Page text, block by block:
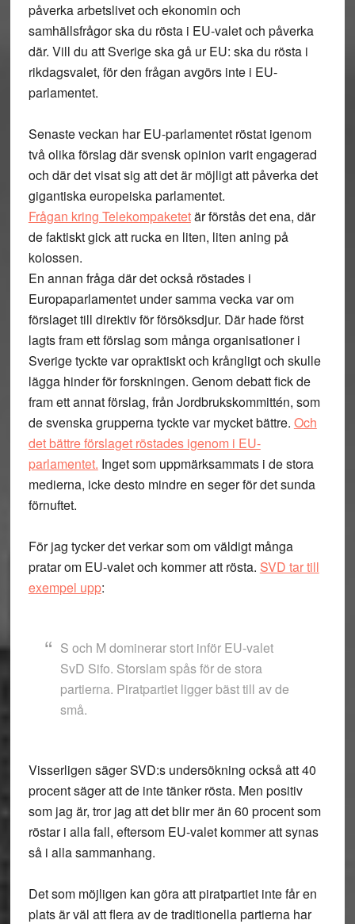
påverka arbetslivet och ekonomin och
samhällsfrågor ska du rösta i EU-valet och påverka
där. Vill du att Sverige ska gå ur EU: ska du rösta i
rikdagsvalet, för den frågan avgörs inte i EU-
parlamentet.
Senaste veckan har EU-parlamentet röstat igenom
två olika förslag där svensk opinion varit engagerad
och där det visat sig att det är möjligt att påverka det
gigantiska europeiska parlamentet.
Frågan kring Telekompaketetär förstås det ena, där
de faktiskt gick att rucka en liten, liten aning på
kolossen.
En annan fråga där det också röstades i
Europaparlamentet under samma vecka var om
förslaget till direktiv för försöksdjur. Där hade först
lagts fram ett förslag som många organisationer i
Sverige tyckte var opraktiskt och krångligt och skulle
lägga hinder för forskningen. Genom debatt fick de
fram ett annat förslag, från Jordbrukskommittén, som
de svenska grupperna tyckte var mycket bättre. Och
det bättre förslaget röstades igenom i EU-
parlamentet. Inget som uppmärksammats i de stora
medierna, icke desto mindre en seger för det sunda
förnuftet.
För jag tycker det verkar som om väldigt många
pratar om EU-valet och kommer att rösta. SVD tar till
exempel upp:
S och M dominerar stort inför EU-valet
SvD Sifo. Storslam spås för de stora
partierna. Piratpartiet ligger bäst till av de
små.
Visserligen säger SVD:s undersökning också att 40
procent säger att de inte tänker rösta. Men positiv
som jag är, tror jag att det blir mer än 60 procent som
röstar i alla fall, eftersom EU-valet kommer att synas
så i alla sammanhang.
Det som möjligen kan göra att piratpartiet inte får en
plats är väl att flera av de traditionella partierna har